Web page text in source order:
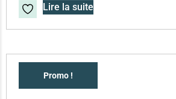
Promo !
Lire la suite